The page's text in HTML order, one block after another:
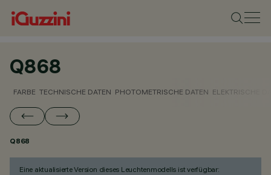
Q868
FARBE TECHNISCHE DATEN PHOTOMETRISCHE DATEN ELEKTRISCHE
Q868
Eine aktualisierte Version dieses Leuchtenmodells ist verfügbar: